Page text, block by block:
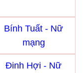
Bính Tuất - Nữ
mạng
Đinh Hợi - Nữ